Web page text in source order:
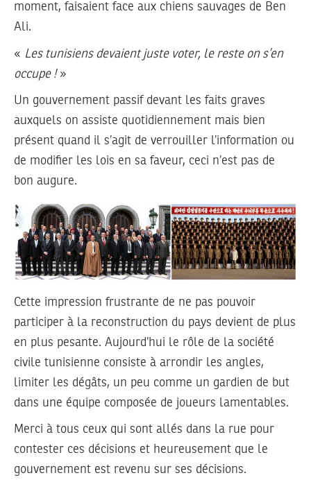
moment, faisaient face aux chiens sauvages de Ben
Ali.
« Les tunisiens devaient juste voter, le reste on s’en
occupe !»
Un gouvernement passif devant les faits graves
auxquels on assiste quotidiennement mais bien
présent quand il s’agit de verrouiller l’information ou
de modifier les lois en sa faveur, ceci n’est pas de
bon augure.
Cette impression frustrante de ne pas pouvoir
participer à la reconstruction du pays devient de plus
en plus pesante. Aujourd’hui le rôle de la société
civile tunisienne consiste à arrondir les angles,
limiter les dégâts, un peu comme un gardien de but
dans une équipe composée de joueurs lamentables.
Merci à tous ceux qui sont allés dans la rue pour
contester ces décisions et heureusement que le
gouvernement est revenu sur ses décisions.